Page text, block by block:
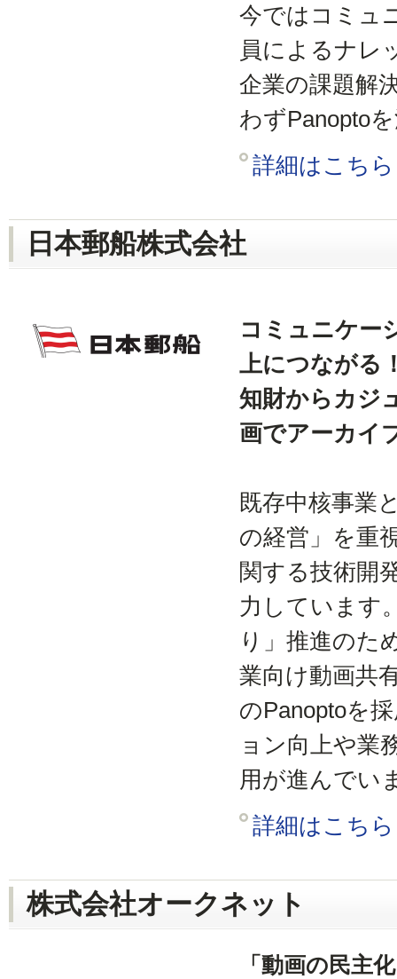
今ではコミュ
員によるナレ
企業の課題解
わずPanopto
詳細はこち
日本郵船株式会社
コミュニケー
上につながる
知財からカジ
画でアーカイ
既存中核事業
の経営」を重
関する技術開
力しています
り」推進のた
業向け動画共
のPanoptoを
ョン向上や業
用が進んでい
詳細はこち
株式会社オークネット
「動画の民主